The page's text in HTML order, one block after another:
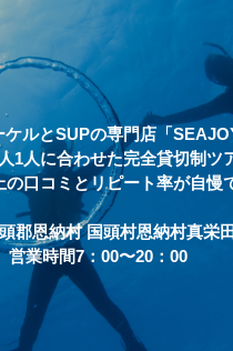
ケルとSUPの専門店「
1人に合わせた完全貸切制ツ
の口コミとリピート率が自慢
郡恩納村 国頭村恩納村真栄
営業時間7：00〜20：00